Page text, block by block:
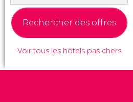
Rechercher des offres
Voir tous les hôtels pas chers